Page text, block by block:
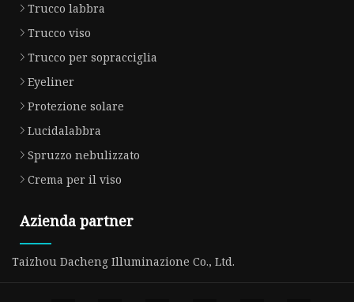
Trucco labbra
Trucco viso
Trucco per sopracciglia
Eyeliner
Protezione solare
Lucidalabbra
Spruzzo nebulizzato
Crema per il viso
Azienda partner
Taizhou Dacheng Illuminazione Co., Ltd.